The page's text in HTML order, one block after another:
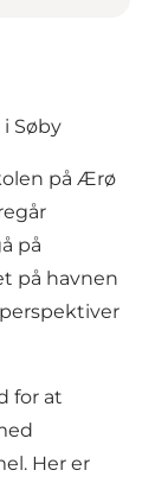
Søby
på Ærø
på
på havnen
for at
Her er